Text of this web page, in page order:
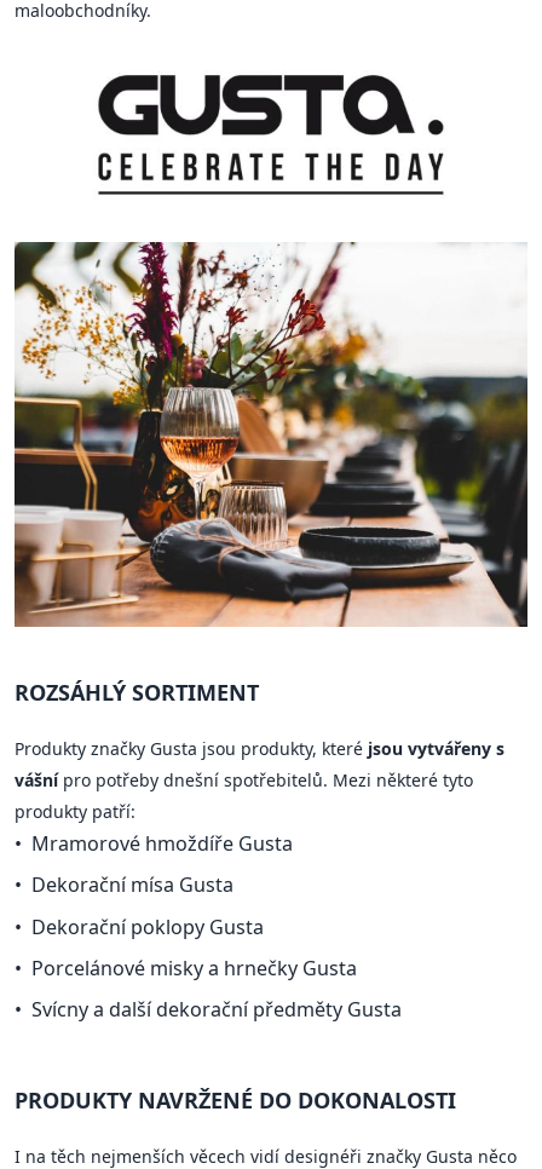
maloobchodníky.
ROZSÁHLÝ SORTIMENT
Produkty značky Gusta jsou produkty, které jsou vytvářeny s
vášnípro potřeby dnešní spotřebitelů. Mezi některé tyto
produkty patří:
Mramorové hmoždíře Gusta
Dekorační mísa Gusta
Dekorační poklopy Gusta
Porcelánové misky a hrnečky Gusta
Svícny a další dekorační předměty Gusta
PRODUKTY NAVRŽENÉ DO DOKONALOSTI
I na těch nejmenších věcech vidí designéři značky Gusta něco